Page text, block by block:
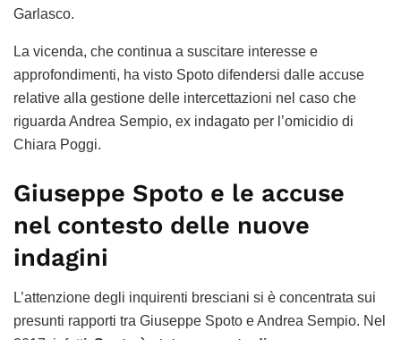
Garlasco.
La vicenda, che continua a suscitare interesse e
approfondimenti, ha visto Spoto difendersi dalle accuse
relative alla gestione delle intercettazioni nel caso che
riguarda Andrea Sempio, ex indagato per l’omicidio di
Chiara Poggi.
Giuseppe Spoto e le accuse
nel contesto delle nuove
indagini
L’attenzione degli inquirenti bresciani si è concentrata sui
presunti rapporti tra Giuseppe Spoto e Andrea Sempio. Nel